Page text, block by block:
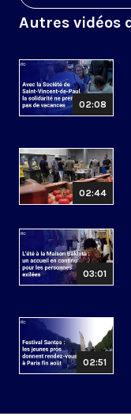
Autres vidéos
02:08
02:44
03:01
02:51